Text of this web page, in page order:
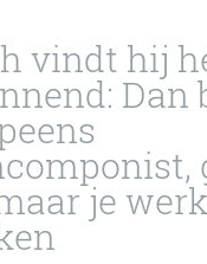
vindt hij
Dan
je